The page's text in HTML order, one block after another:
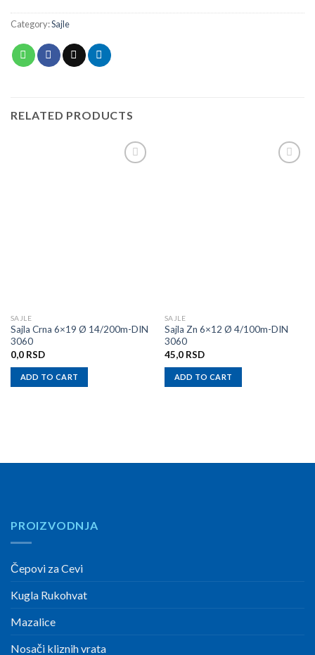
Category:Sajle
RELATED PRODUCTS
SAJLE
Sajla Crna 6×19 Ø 14/200m-DIN
3060
0,0 RSD
ADD TO CART
SAJLE
Sajla Zn 6×12 Ø 4/100m-DIN
3060
45,0 RSD
ADD TO CART
PROIZVODNJA
Čepovi za Cevi
Kugla Rukohvat
Mazalice
Nosači kliznih vrata